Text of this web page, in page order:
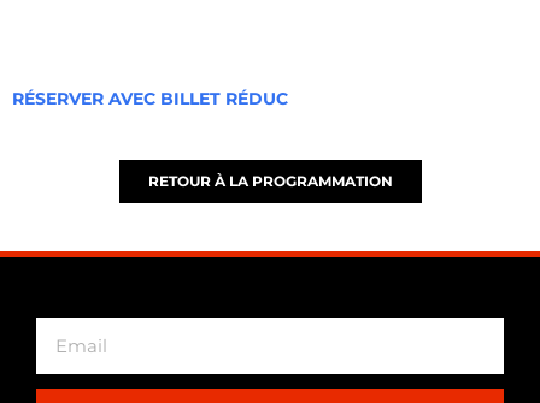
RÉSERVER AVEC BILLET RÉDUC
RETOUR À LA PROGRAMMATION